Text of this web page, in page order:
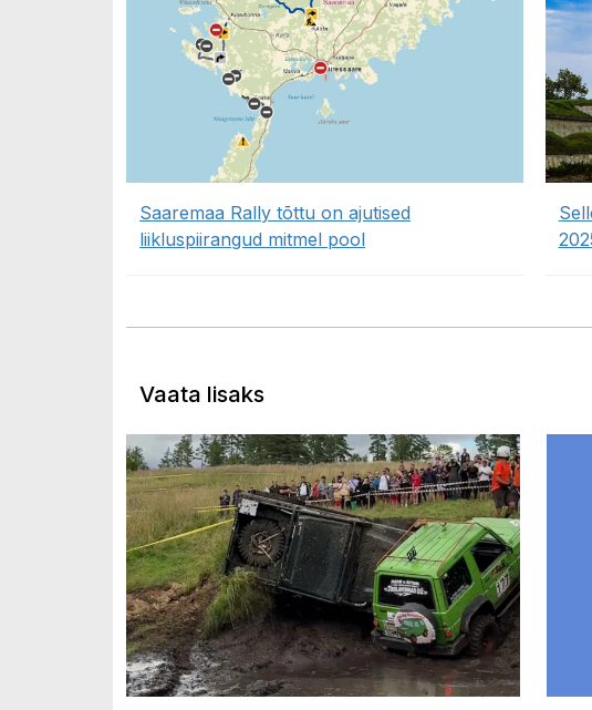
Saaremaa Rally tõttu on ajutised
liikluspiirangud mitmel pool
Vaata lisaks